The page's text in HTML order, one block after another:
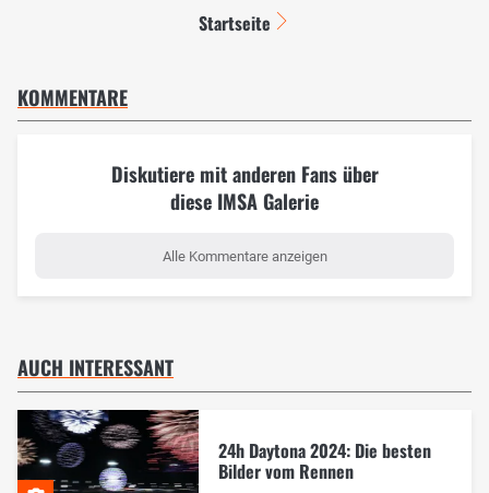
Startseite
KOMMENTARE
Diskutiere mit anderen Fans über
diese IMSA Galerie
Alle Kommentare anzeigen
AUCH INTERESSANT
24h Daytona 2024: Die besten
Bilder vom Rennen